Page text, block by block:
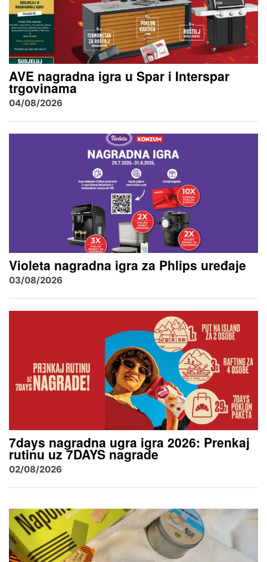
AVE nagradna igra u Spar i Interspar
trgovinama
04/08/2026
Violeta nagradna igra za Phlips uređaje
03/08/2026
7days nagradna ugra igra 2026: Prenkaj
rutinu uz 7DAYS nagrade
02/08/2026